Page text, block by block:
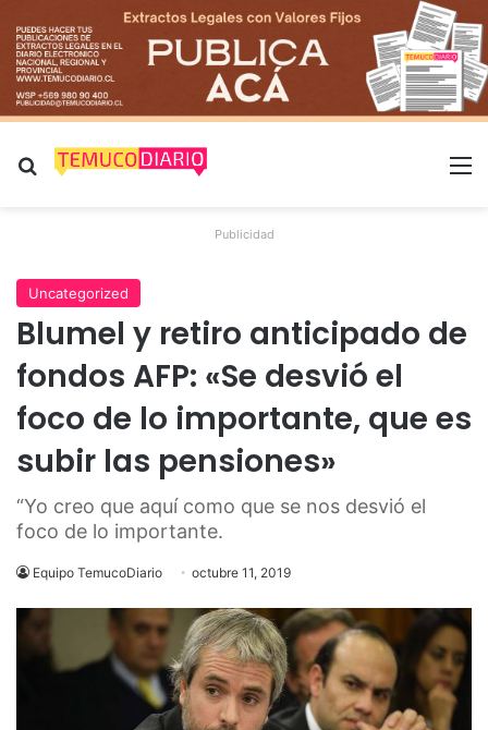
Buscar por
Publicidad
Uncategorized
Blumel y retiro anticipado de
fondos AFP: «Se desvió el
foco de lo importante, que es
subir las pensiones»
“Yo creo que aquí como que se nos desvió el
foco de lo importante.
Equipo TemucoDiario octubre 11, 2019